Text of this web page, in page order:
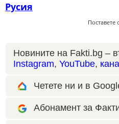
Русия
Поставете
Новините на Fakti.bg –
Instagram, YouTube,
Четете ни и в
Абонамент за